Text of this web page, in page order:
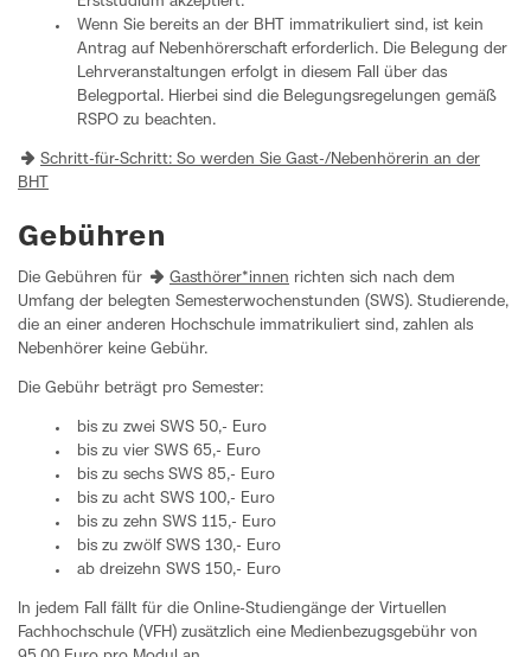
Wenn Sie bereits an der BHT immatrikuliert sind, ist kein
Antrag auf Nebenhörerschaft erforderlich. Die Belegung der
Lehrveranstaltungen erfolgt in diesem Fall über das
Belegportal. Hierbei sind die Belegungsregelungen gemäß
RSPO zu beachten.
Schritt-für-Schritt: So werden Sie Gast-/Nebenhörerin an der
BHT
Gebühren
Die Gebühren für Gasthörer*innen richten sich nach dem
Umfang der belegten Semesterwochenstunden (SWS). Studierende,
die an einer anderen Hochschule immatrikuliert sind, zahlen als
Nebenhörer keine Gebühr.
Die Gebühr beträgt pro Semester:
bis zu zwei SWS 50,- Euro
bis zu vier SWS 65,- Euro
bis zu sechs SWS 85,- Euro
bis zu acht SWS 100,- Euro
bis zu zehn SWS 115,- Euro
bis zu zwölf SWS 130,- Euro
ab dreizehn SWS 150,- Euro
In jedem Fall fällt für die Online-Studiengänge der Virtuellen
Fachhochschule (VFH) zusätzlich eine Medienbezugsgebühr von